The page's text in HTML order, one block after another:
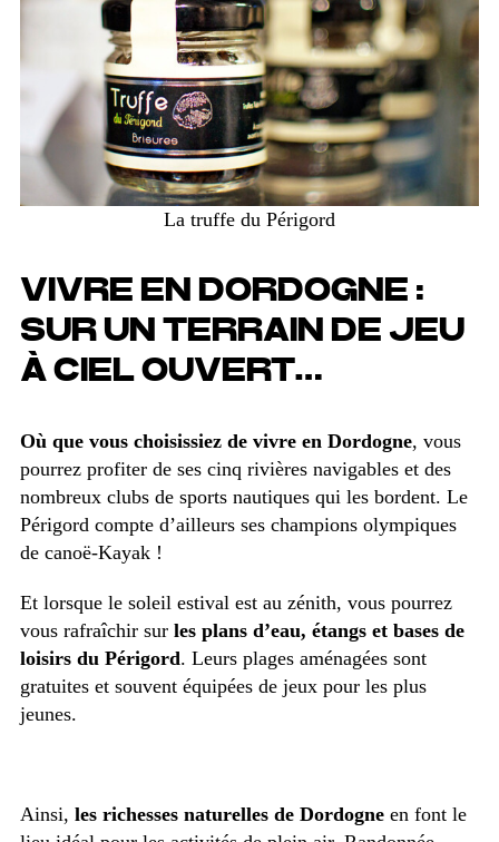
La truffe du Périgord
VIVRE EN DORDOGNE :
SUR UN TERRAIN DE JEU
À CIEL OUVERT…
Où que vous choisissiez de vivre en Dordogne, vous
pourrez profiter de ses cinq rivières navigables et des
nombreux clubs de sports nautiques qui les bordent. Le
Périgord compte d’ailleurs ses champions olympiques
de canoë-Kayak !
Et lorsque le soleil estival est au zénith, vous pourrez
vous rafraîchir sur les plans d’eau, étangs et bases de
loisirs du Périgord. Leurs plages aménagées sont
gratuites et souvent équipées de jeux pour les plus
jeunes.
Ainsi, les richesses naturelles de Dordogneen font le